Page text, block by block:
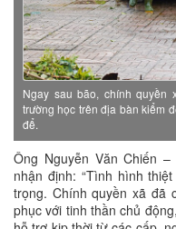
Ngay sau bão, chính quyền
trường học trên địa bàn kiểm
để.
Ông Nguyễn Văn Chiến
nhận định: “Tình hình
trọng. Chính quyền xã đã
phục với tinh thần chủ